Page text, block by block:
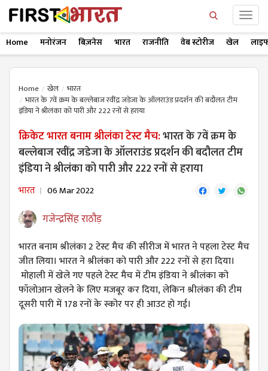
Home मनोरंजन बिज़नेस भारत राजनीति वेब स्टोरीज खेल
Home खेल
भारत
भारत के 7वें क्रम के बल्लेबाज रवींद्र जडेजा के ऑलराउंड प्रदर्शन की बदौलत टीम
इंडिया ने श्रीलंका को पारी और 222 रनों से हराया
क्रिकेट भारत बनाम श्रीलंका टेस्ट मैच:भारत के 7वें क्रम के
बल्लेबाज रवींद्र जडेजा के ऑलराउंड प्रदर्शन की बदौलत टीम
इंडिया ने श्रीलंका को पारी और 222 रनों से हराया
भारत 06 Mar 2022
गजेन्द्रसिंह राठौड़
भारत बनाम श्रीलंका 2 टेस्ट मैच की सीरीज में भारत ने पहला टेस्ट मैच
जीत लिया। भारत ने श्रीलंका को पारी और 222 रनों से हरा दिया।
मोहाली में खेले गए पहले टेस्ट मैच में टीम इंडिया ने श्रीलंका को
फॉलोआन खेलने के लिए मजबूर कर दिया, लेकिन श्रीलंका की टीम
दूसरी पारी में 178 रनों के स्कोर पर ही आउट हो गई।